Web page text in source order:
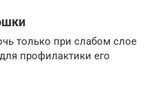
только при слабом слое
профилактики его